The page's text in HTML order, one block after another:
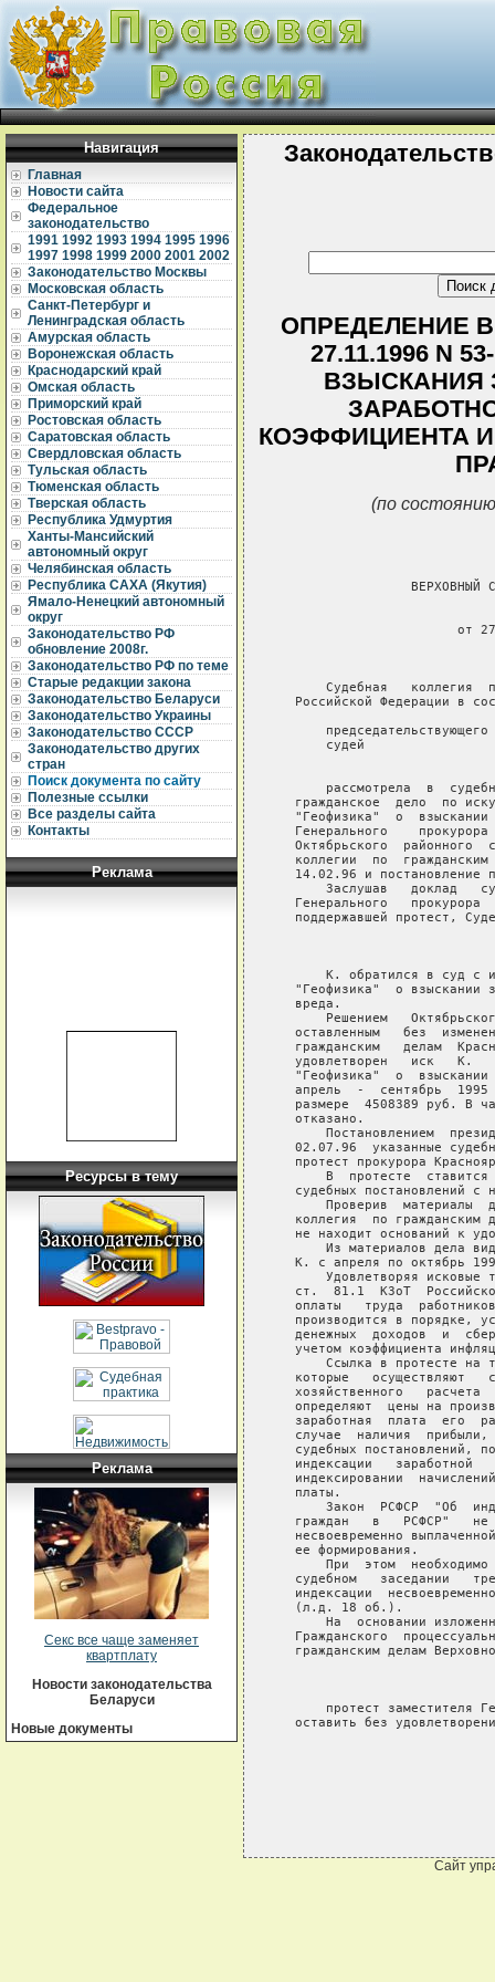
Навигация
Главная
Новости сайта
Федеральное
законодательство
1991 1992 1993 1994 1995 1996
1997 1998 1999 2000 2001 2002
Законодательство Москвы
Московская область
Санкт-Петербург и
Ленинградская область
Амурская область
Воронежская область
Краснодарский край
Омская область
Приморский край
Ростовская область
Саратовская область
Свердловская область
Тульская область
Тюменская область
Тверская область
Республика Удмуртия
Ханты-Мансийский
автономный округ
Челябинская область
Республика САХА (Якутия)
Ямало-Ненецкий автономный
округ
Законодательство РФ
обновление 2008г.
Законодательство РФ по теме
Старые редакции закона
Законодательство Беларуси
Законодательство Украины
Законодательство СССР
Законодательство других
стран
Поиск документа по сайту
Полезные ссылки
Все разделы сайта
Контакты
Реклама
Ресурсы в тему
Реклама
Секс все чаще заменяет
квартплату
Новости законодательства
Беларуси
Новые документы
ОПРЕДЕЛЕНИЕ
27.11.1996 N
ВЗЫСКАНИЯ
КОЭФФИЦИЕНТА
(по
ВЕРХОВНЫЙ
от
Судебная   коллегия
Российской Федерации в
судей
рассмотрела  в
гражданское  дело  по
"Геофизика"  о
Генерального
Октябрьского  районного
коллегии  по
14.02.96 и постановление
Заслушав   доклад
Генерального   прокурора
поддержавшей протест,
К. обратился в суд с
"Геофизика"  о взыскании
   вреда.
Решением
оставленным   без
гражданским   делам
удовлетворен   иск   К.
"Геофизика"  о
апрель  -  сентябрь
размере  4508389 руб. В
   отказано.
Постановлением
02.07.96  указанные
протест прокурора
В  протесте
судебных постановлений с
Проверив  материалы
коллегия  по гражданским
не находит оснований к
Из материалов дела
К. с апреля по октябрь
Удовлетворяя исковые
ст.  81.1  КЗоТ
оплаты   труда
производится в порядке,
денежных  доходов  и
учетом коэффициента
Ссылка в протесте на
которые   осуществляют
хозяйственного   расчета
определяют  цены на
заработная  плата  его
случае  наличия
судебных постановлений,
индексации   заработной
индексировании
   платы.
Закон  РСФСР  "Об
граждан   в   РСФСР"
несвоевременно
   ее формирования.
При  этом
судебном   заседании
индексации
   (л.д. 18 об.).
На  основании
Гражданского
гражданским делам
протест заместителя
оставить без
Сайт